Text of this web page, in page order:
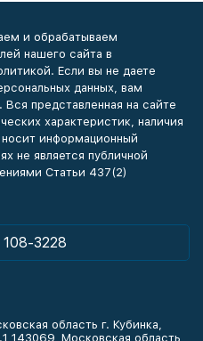
и обрабатываем
нашего сайта в
Если вы не даете
данных, вам
представленная на сайте
характеристик, наличия
информационный
не является публичной
Статьи 437(2)
3228
область г. Кубинка,
143069, Московская область,